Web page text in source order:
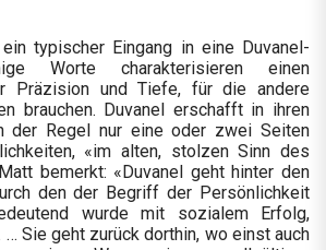
typischer Eingang in eine Duvanel-
Worte charakterisieren einen
Präzision und Tiefe, für die andere
brauchen. Duvanel erschafft in ihren
der Regel nur eine oder zwei Seiten
«im alten, stolzen Sinn des
bemerkt: «Duvanel geht hinter den
den der Begriff der Persönlichkeit
wurde mit sozialem Erfolg,
… Sie geht zurück dorthin, wo einst auch